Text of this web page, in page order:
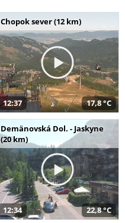
Chopok sever (12 km)
12:37 17,8 °C
Demänovská Dol. - Jaskyne
(20 km)
12:34 22,8 °C